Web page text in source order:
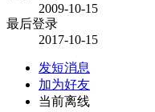
2009-10-15
最后登录
2017-10-15
发短消息
加为好友
当前离线